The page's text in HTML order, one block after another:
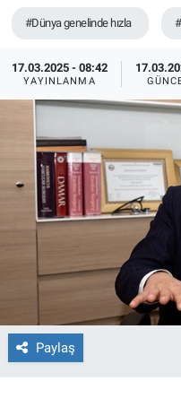
#Dünya genelinde hızla
17.03.2025 - 08:42
YAYINLANMA
Paylaş
Sağlık
TEKNOLOJİ
Dünya
İlçeler
MAGAZİN
Bilim, Teknoloji
ÇEVRE
Haber Arşivi